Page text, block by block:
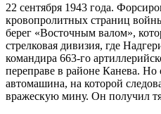
22 сентября 1943 года.
кровопролитных страниц
берег «Восточным валом»,
стрелковая дивизия, где
командира 663-го
переправе в районе Канева. Но
автомашина, на которой
вражескую мину. Он получил